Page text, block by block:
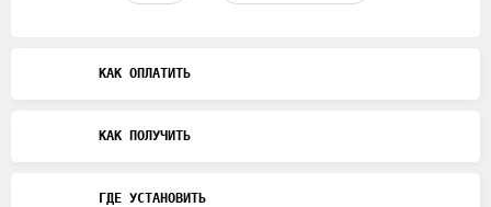
КАК ОПЛАТИТЬ
КАК ПОЛУЧИТЬ
ГДЕ УСТАНОВИТЬ